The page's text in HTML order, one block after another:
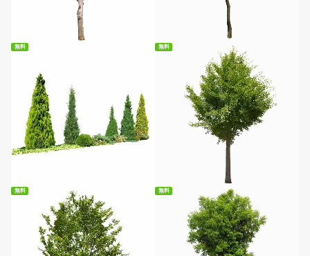
無料ダウンロード 無料ダウンロード
無料 無料
無料ダウンロード
無料 無料